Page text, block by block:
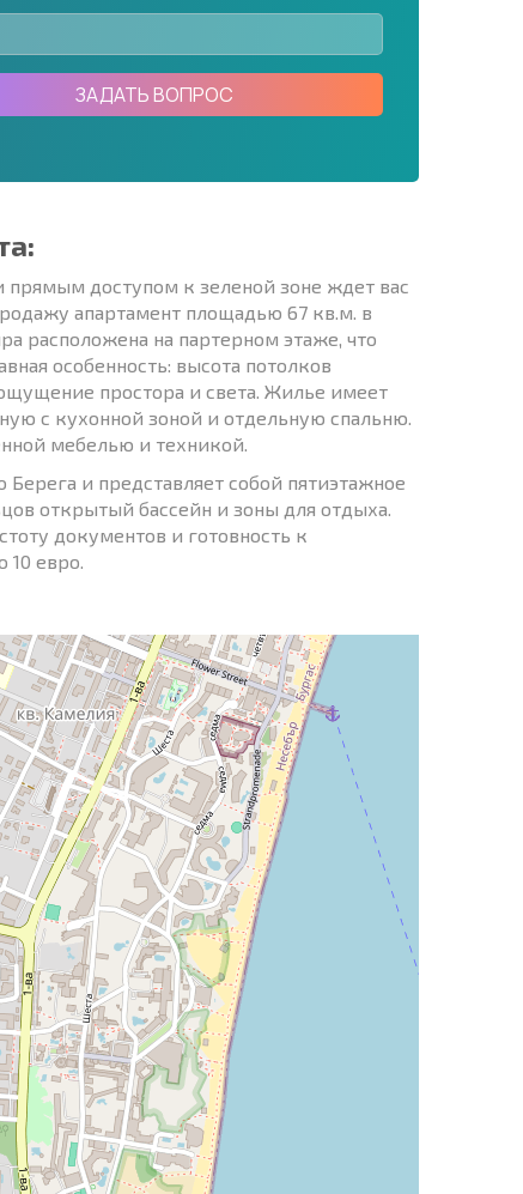
Отправить сообщение
ЗАДАТЬ ВОПРОС
доступом к зеленой зоне ждет вас
апартамент площадью 67 кв.м. в
расположена на партерном этаже, что
особенность: высота потолков
ощущение простора и света. Жилье имеет
с кухонной зоной и отдельную спальню.
мебелью и техникой.
и представляет собой пятиэтажное
открытый бассейн и зоны для отдыха.
документов и готовность к
10 евро.